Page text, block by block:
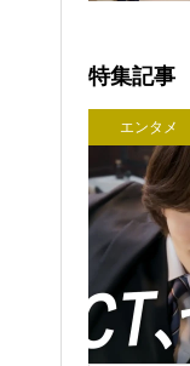
特集記事
エンタメ